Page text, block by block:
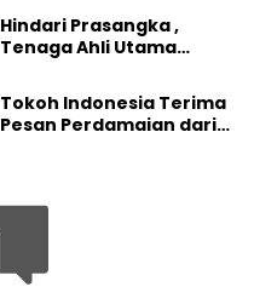
Dunia dari “Infrastruktur
Kemanusiaan”
Hindari Prasangka ,
Tenaga Ahli Utama
fakta langsung
kehidupan Muslim
Ahmadiyah di Inggris
Tokoh Indonesia Terima
Pesan Perdamaian dari